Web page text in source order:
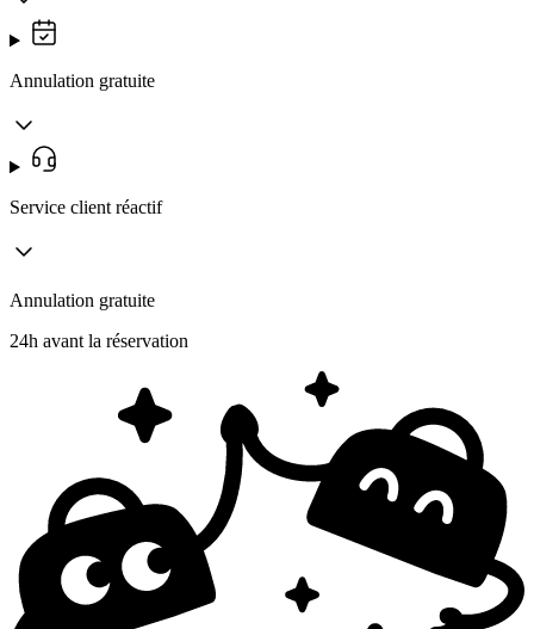
Annulation gratuite
Service client réactif
Annulation gratuite
24h avant la réservation